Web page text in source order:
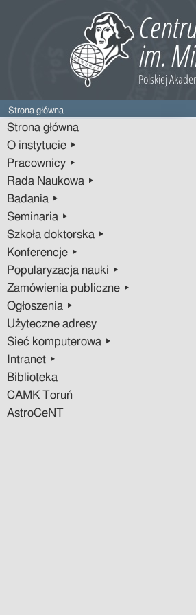
Strona główna
Strona główna
O instytucie ▸
Pracownicy ▸
Rada Naukowa ▸
Badania ▸
Seminaria ▸
Szkoła doktorska ▸
Konferencje ▸
Popularyzacja nauki ▸
Zamówienia publiczne ▸
Ogłoszenia ▸
Użyteczne adresy
Sieć komputerowa ▸
Intranet ▸
Biblioteka
CAMK Toruń
AstroCeNT